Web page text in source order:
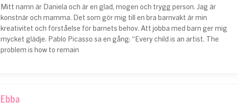
Mitt namn är Daniela och är en glad, mogen och trygg person. Jag är
konstnär och mamma. Det som gör mig till en bra barnvakt är min
kreativitet och förståelse för barnets behov. Att jobba med barn ger mig
mycket glädje. Pablo Picasso sa en gång: “Every child is an artist. The
problem is how to remain
Ebba